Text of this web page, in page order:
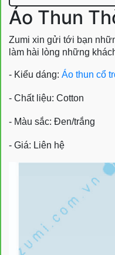
Áo Thun
Zumi xin gửi tới bạn
làm hài lòng những
- Kiểu dáng: Áo thun cổ
- Chất liệu: Cotton
- Màu sắc: Đen/trắng
- Giá: Liên hệ